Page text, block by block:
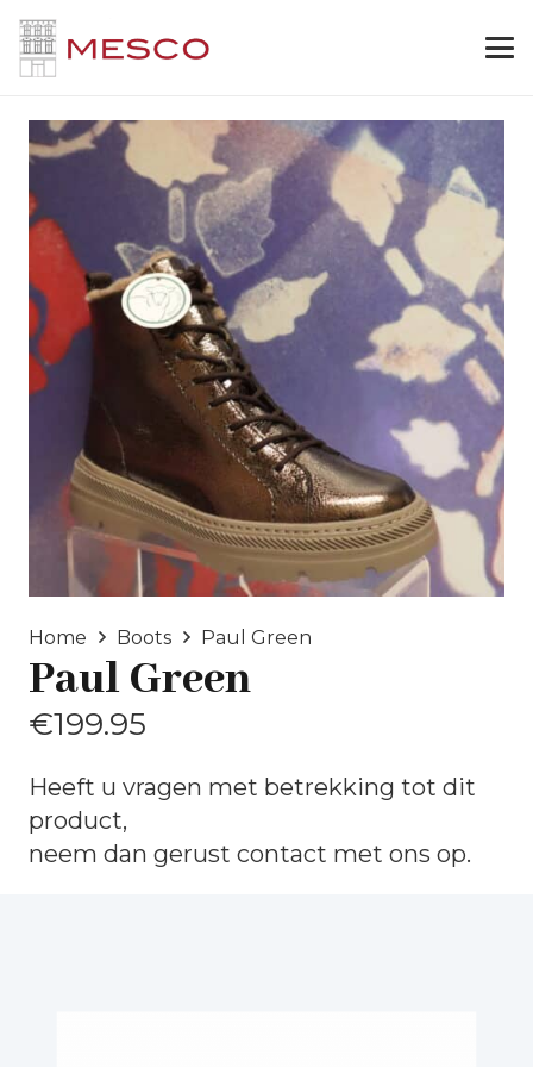
Home Boots Paul Green
Paul Green
€199.95
Heeft u vragen met betrekking tot dit
product,
neem dan gerust contact met ons op.